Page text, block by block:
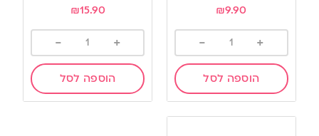
₪9.90
+
-
הוספה לסל
₪15.90
+
-
הוספה לסל